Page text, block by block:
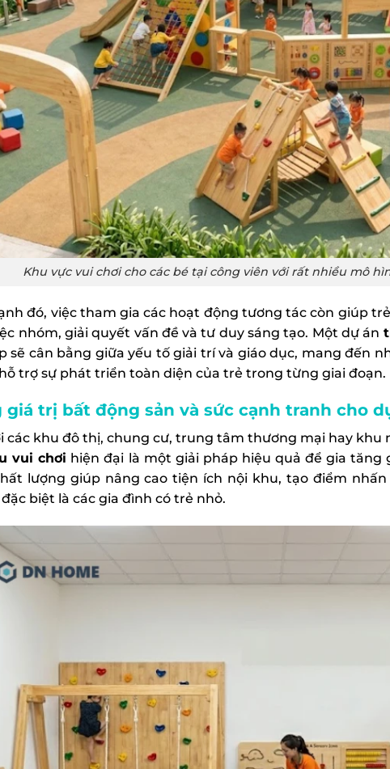
Khu vực vui chơi cho các bé tại công viên với rất nhiều mô
đó, việc tham gia các hoạt động tương tác còn giúp
nhóm, giải quyết vấn đề và tư duy sáng tạo. Một dự án
sẽ cân bằng giữa yếu tố giải trí và giáo dục, mang đến
trợ sự phát triển toàn diện của trẻ trong từng giai đoạn.
giá trị bất động sản và sức cạnh tranh cho
các khu đô thị, chung cư, trung tâm thương mại hay khu
vui chơi hiện đại là một giải pháp hiệu quả để gia tăng
lượng giúp nâng cao tiện ích nội khu, tạo điểm
biệt là các gia đình có trẻ nhỏ.